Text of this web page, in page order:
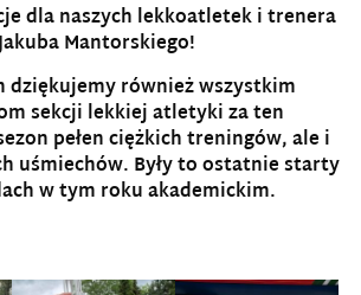
dla naszych lekkoatletek i trenera
Mantorskiego!
dziękujemy również wszystkim
sekcji lekkiej atletyki za ten
pełen ciężkich treningów, ale i
uśmiechów. Były to ostatnie starty
w tym roku akademickim.